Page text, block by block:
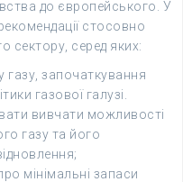
до європейського. У
стосовно
сектору, серед яких:
газу, започаткування
газової галузі.
вивчати можливості
газу та його
мінімальні запаси